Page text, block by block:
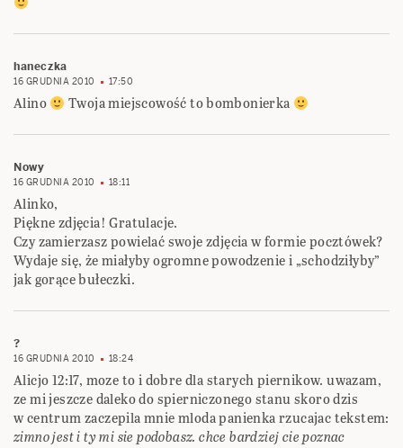
haneczka
16 GRUDNIA 2010 17:50
Alino Twoja miejscowość to bombonierka
Nowy
16 GRUDNIA 2010 18:11
Alinko,
Piękne zdjęcia! Gratulacje.
Czy zamierzasz powielać swoje zdjęcia w formie pocztówek?
Wydaje się, że miałyby ogromne powodzenie i „schodziłyby”
jak gorące bułeczki.
?
16 GRUDNIA 2010 18:24
Alicjo 12:17, moze to i dobre dla starych piernikow. uwazam,
ze mi jeszcze daleko do spierniczonego stanu skoro dzis
w centrum zaczepila mnie mloda panienka rzucajac tekstem:
zimno jest i ty mi sie podobasz. chce bardziej cie poznac